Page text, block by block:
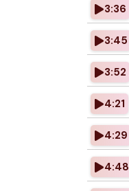
3:36
3:45
3:52
4:21
4:29
4:48